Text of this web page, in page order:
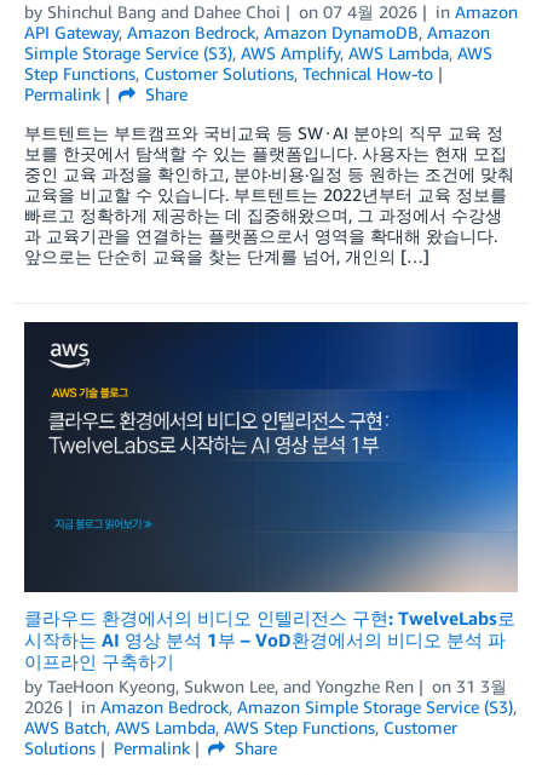
by Shinchul Bang and Dahee Choi on 07 4월 2026 in Amazon
API Gateway, Amazon Bedrock, Amazon DynamoDB, Amazon
Simple Storage Service (S3), AWS Amplify, AWS Lambda, AWS
Step Functions, Customer Solutions, Technical How-to
Permalink
Share
부트텐트는 부트캠프와 국비교육 등 SW∙AI 분야의 직무 교육 정
보를 한곳에서 탐색할 수 있는 플랫폼입니다. 사용자는 현재 모집
중인 교육 과정을 확인하고, 분야·비용·일정 등 원하는 조건에 맞춰
교육을 비교할 수 있습니다. 부트텐트는 2022년부터 교육 정보를
빠르고 정확하게 제공하는 데 집중해왔으며, 그 과정에서 수강생
과 교육기관을 연결하는 플랫폼으로서 영역을 확대해 왔습니다.
앞으로는 단순히 교육을 찾는 단계를 넘어, 개인의 […]
클라우드 환경에서의 비디오 인텔리전스 구현: TwelveLabs로
시작하는 AI 영상 분석 1부 – VoD환경에서의 비디오 분석 파
이프라인 구축하기
by TaeHoon Kyeong, Sukwon Lee, and Yongzhe Ren on 31 3월
2026
in Amazon Bedrock, Amazon Simple Storage Service (S3),
AWS Batch, AWS Lambda, AWS Step Functions, Customer
Solutions
Permalink
Share